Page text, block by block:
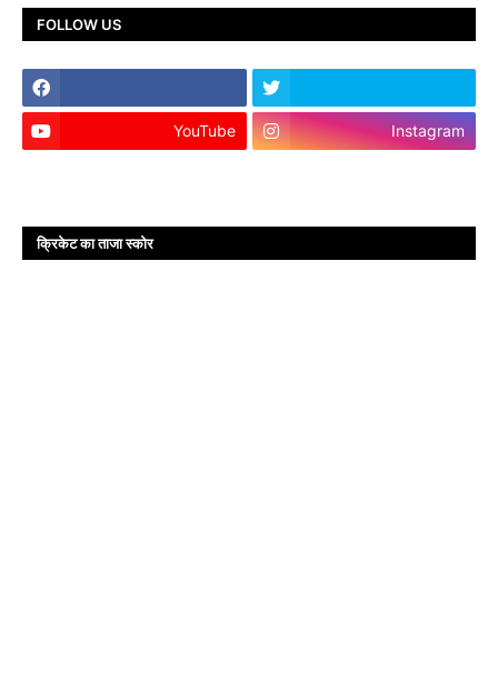
FOLLOW US
YouTube Instagram
क्रिकेट का ताजा स्कोर